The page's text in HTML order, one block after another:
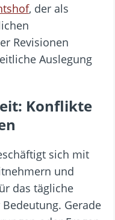
, der als
Revisionen
Auslegung
Konflikte
sich mit
und
das tägliche
Gerade